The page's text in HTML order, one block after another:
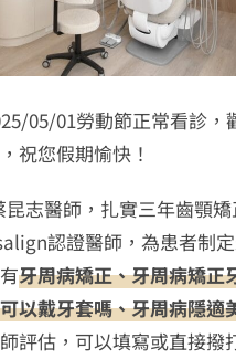
05/01勞動節正常看診，
祝您假期愉快！
昆志醫師，扎實三年齒顎矯
認證醫師，為患者制
牙周病矯正、牙周病矯正
以戴牙套嗎、牙周病隱適
評估，可以填寫或直接撥